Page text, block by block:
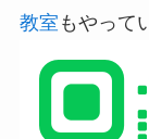
教室 もやって